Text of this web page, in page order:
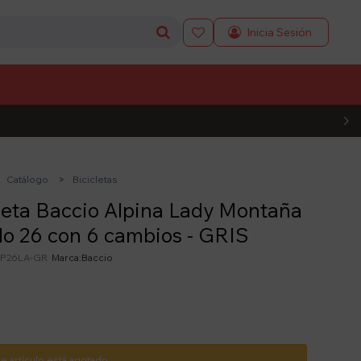

Catálogo Bicicletas
Baccio Alpina Lady Montaña
26 con 6 cambios - GRIS
GR Baccio